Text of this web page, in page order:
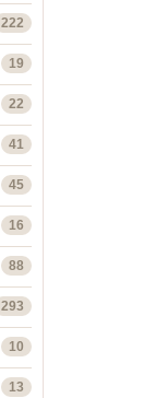
222
19
22
41
45
16
88
293
10
13